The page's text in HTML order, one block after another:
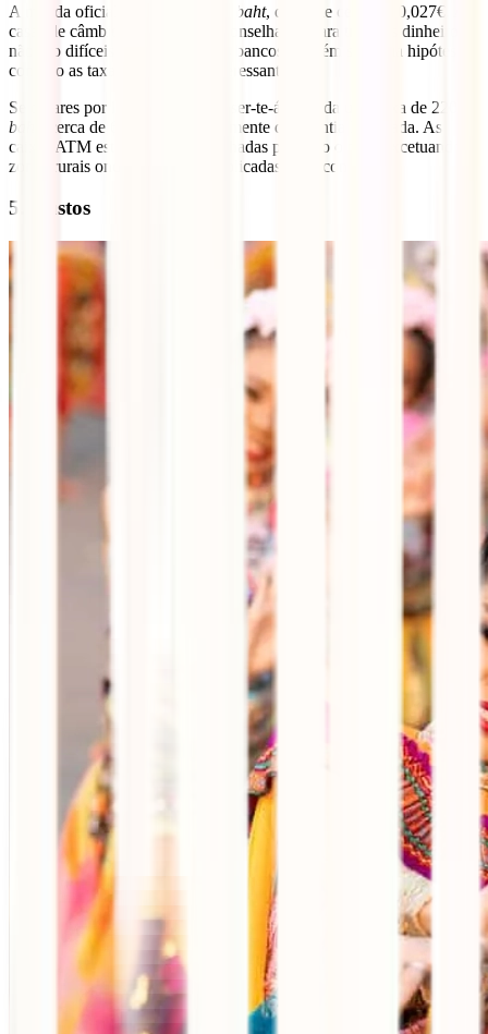
A moeda oficial da Tailândia é o baht, que vale cerca de 0,027€. As
casas de câmbio são os locais aconselhados para trocares dinheiro e
não são difíceis de encontrar. Os bancos também são uma hipótese,
contudo as taxas não são tão interessantes.
Se optares por levantar dinheiro ser-te-á cobrada uma taxa de 220
baht
(cerca de 6€) independentemente da quantia levantada. As
caixas ATM estão também espalhadas por todo o país, excetuando
zonas rurais onde são mais complicadas de encontrar.
5. Custos